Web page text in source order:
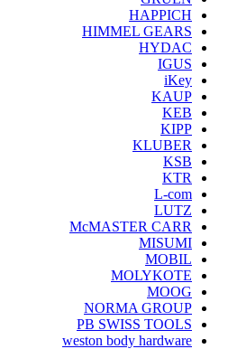
HAPPICH
HIMMEL GEARS
HYDAC
IGUS
iKey
KAUP
KEB
KIPP
KLUBER
KSB
KTR
L-com
LUTZ
McMASTER CARR
MISUMI
MOBIL
MOLYKOTE
MOOG
NORMA GROUP
PB SWISS TOOLS
weston body hardware